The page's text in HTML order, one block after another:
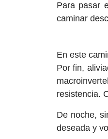
Para pasar
caminar
En este
Por fin,
resistencia.
De noche,
deseada y